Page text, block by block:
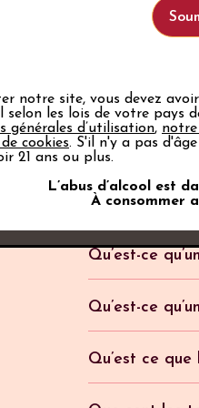
Qu’est-ce
C’est la
d’un lieu
Qu’est-ce
de vins élaborés
cépages à base
Qu’est-ce
cépages
Qu’est ce
notre site, vous devez
selon les lois de votre pays
générales d’utilisation,
cookies. S'il n'y a pas
21 ans ou plus.
L’abus d’alcool est
À consommer